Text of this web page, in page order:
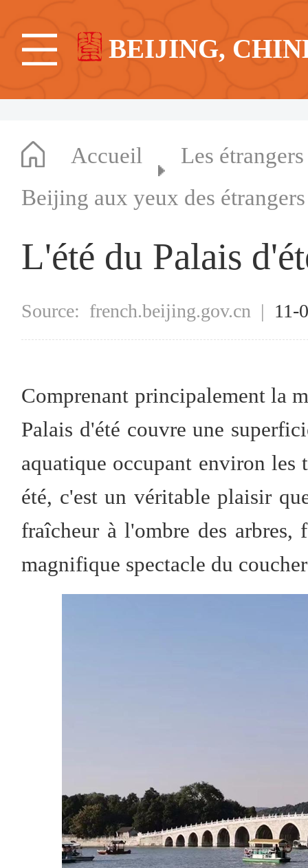
BEIJING,
Accueil
Les
Beijing aux yeux des étrangers
L'été du Palais
Source: french.beijing.gov.cn |
Comprenant principalement la
Palais d'été couvre une
aquatique occupant environ
été, c'est un véritable plaisir
fraîcheur à l'ombre des
magnifique spectacle du